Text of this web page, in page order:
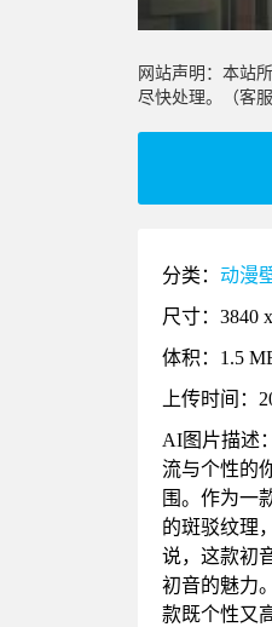
网站声明：本站
尽快处理。（客服
分类：动漫
尺寸：3840
体积：1.5
上传时间：
AI图片描述
流与个性的
围。作为一
的斑驳纹理
说，这款初
初音的魅力
款既个性又